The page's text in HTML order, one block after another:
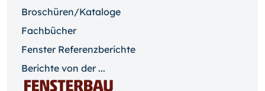
Broschüren/Kataloge
Fachbücher
Fenster Referenzberichte
Berichte von der ...